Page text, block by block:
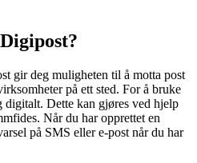
gir deg muligheten til å motta post
på ett sted. For å bruke
Dette kan gjøres ved hjelp
Når du har opprettet en
på SMS eller e-post når du har